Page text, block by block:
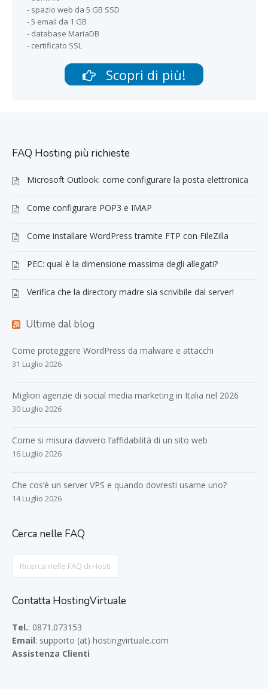
- spazio web da 5 GB SSD
- 5 email da 1 GB
- database MariaDB
- certificato SSL
Scopri di più!
FAQ Hosting più richieste
Microsoft Outlook: come configurare la posta elettronica
Come configurare POP3 e IMAP
Come installare WordPress tramite FTP con FileZilla
PEC: qual è la dimensione massima degli allegati?
Verifica che la directory madre sia scrivibile dal server!
Ultime dal blog
Come proteggere WordPress da malware e attacchi
31 Luglio 2026
Migliori agenzie di social media marketing in Italia nel 2026
30 Luglio 2026
Come si misura davvero l’affidabilità di un sito web
16 Luglio 2026
Che cos’è un server VPS e quando dovresti usarne uno?
14 Luglio 2026
Cerca nelle FAQ
Contatta HostingVirtuale
Tel.: 0871.073153
Email: supporto (at) hostingvirtuale.com
Assistenza Clienti